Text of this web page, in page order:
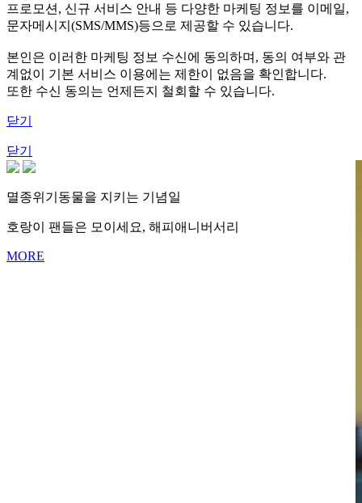
프로모션, 신규 서비스 안내 등 다양한 마케팅 정보를 이메일,
문자메시지(SMS/MMS)등으로 제공할 수 있습니다.
본인은 이러한 마케팅 정보 수신에 동의하며, 동의 여부와 관
계없이 기본 서비스 이용에는 제한이 없음을 확인합니다.
또한 수신 동의는 언제든지 철회할 수 있습니다.
닫기
닫기
멸종위기동물을 지키는 기념일
호랑이 팬들은 모이세요, 해피애니버서리
MORE